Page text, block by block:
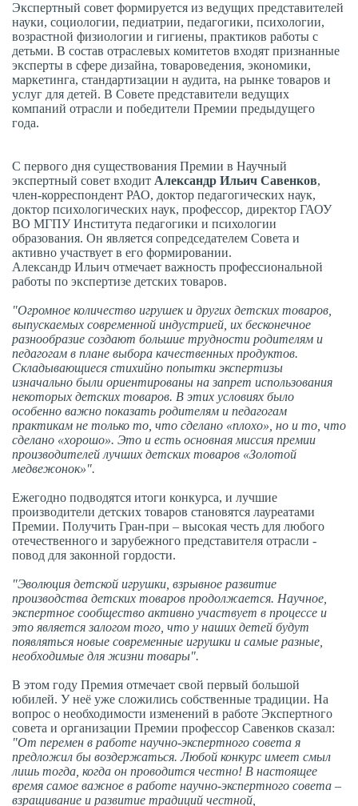
Экспертный совет формируется из ведущих представителей
науки, социологии, педиатрии, педагогики, психологии,
возрастной физиологии и гигиены, практиков работы с
детьми. В состав отраслевых комитетов входят признанные
эксперты в сфере дизайна, товароведения, экономики,
маркетинга, стандартизации н аудита, на рынке товаров и
услуг для детей. В Совете представители ведущих
компаний отрасли и победители Премии предыдущего
года.
С первого дня существования Премии в Научный
экспертный совет входит Александр Ильич Савенков,
член-корреспондент РАО, доктор педагогических наук,
доктор психологических наук, профессор, директор ГАОУ
ВО МГПУ Института педагогики и психологии
образования. Он является сопредседателем Совета и
активно участвует в его формировании.
Александр Ильич отмечает важность профессиональной
работы по экспертизе детских товаров.
"Огромное количество игрушек и других детских товаров,
выпускаемых современной индустрией, их бесконечное
разнообразие создают большие трудности родителям и
педагогам в плане выбора качественных продуктов.
Складывающиеся стихийно попытки экспертизы
изначально были ориентированы на запрет использования
некоторых детских товаров. В этих условиях было
особенно важно показать родителям и педагогам
практикам не только то, что сделано «плохо», но и то, что
сделано «хорошо». Это и есть основная миссия премии
производителей лучших детских товаров «Золотой
медвежонок»".
Ежегодно подводятся итоги конкурса, и лучшие
производители детских товаров становятся лауреатами
Премии. Получить Гран-при – высокая честь для любого
отечественного и зарубежного представителя отрасли -
повод для законной гордости.
"Эволюция детской игрушки, взрывное развитие
производства детских товаров продолжается. Научное,
экспертное сообщество активно участвует в процессе и
это является залогом того, что у наших детей будут
появляться новые современные игрушки и самые разные,
необходимые для жизни товары".
В этом году Премия отмечает свой первый большой
юбилей. У неё уже сложились собственные традиции. На
вопрос о необходимости изменений в работе Экспертного
совета и организации Премии профессор Савенков сказал:
"От перемен в работе научно-экспертного совета я
предложил бы воздержаться. Любой конкурс имеет смыл
лишь тогда, когда он проводится честно! В настоящее
время самое важное в работе научно-экспертного совета –
взращивание и развитие традиций честной,